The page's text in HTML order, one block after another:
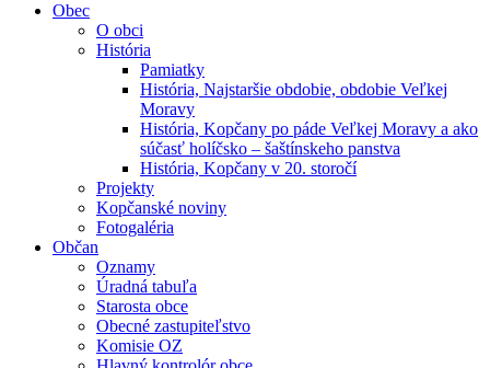
Obec
O obci
História
Pamiatky
História, Najstaršie obdobie, obdobie Veľkej
Moravy
História, Kopčany po páde Veľkej Moravy a ako
súčasť holíčsko – šaštínskeho panstva
História, Kopčany v 20. storočí
Projekty
Kopčanské noviny
Fotogaléria
Občan
Oznamy
Úradná tabuľa
Starosta obce
Obecné zastupiteľstvo
Komisie OZ